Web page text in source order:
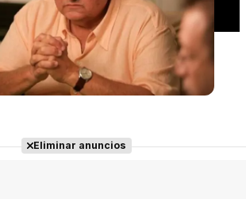
Eliminar anuncios